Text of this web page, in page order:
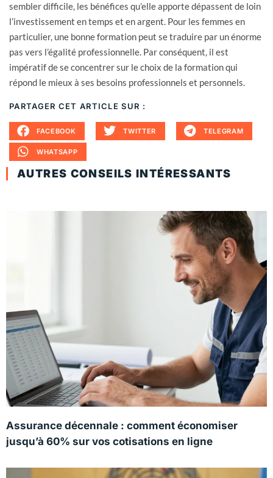
sembler difficile, les bénéfices qu’elle apporte dépassent de loin
l’investissement en temps et en argent. Pour les femmes en
particulier, une bonne formation peut se traduire par un énorme
pas vers l’égalité professionnelle. Par conséquent, il est
impératif de se concentrer sur le choix de la formation qui
répond le mieux à ses besoins professionnels et personnels.
PARTAGER CET ARTICLE SUR :
FACEBOOK TWITTER TELEGRAM
WHATSAPP
AUTRES CONSEILS INTÉRESSANTS
Assurance décennale : comment économiser
jusqu’à 60% sur vos cotisations en ligne